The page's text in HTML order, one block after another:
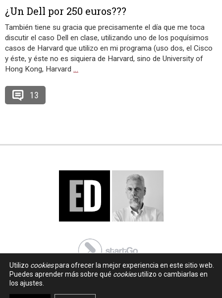
¿Un Dell por 250 euros???
También tiene su gracia que precisamente el día que me toca
discutir el caso Dell en clase, utilizando uno de los poquísimos
casos de Harvard que utilizo en mi programa (uso dos, el Cisco
y éste, y éste no es siquiera de Harvard, sino de University of
Hong Kong, Harvard …
13
Utilizo cookiespara ofrecer la mejor experiencia en este sitio web.
Puedes aprender más sobre qué cookiesutilizo o cambiarlas en
los ajustes.